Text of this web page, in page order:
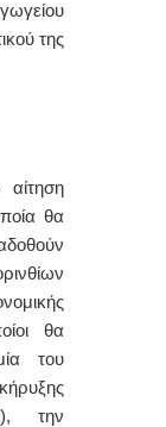
της
θα
θα
του
την